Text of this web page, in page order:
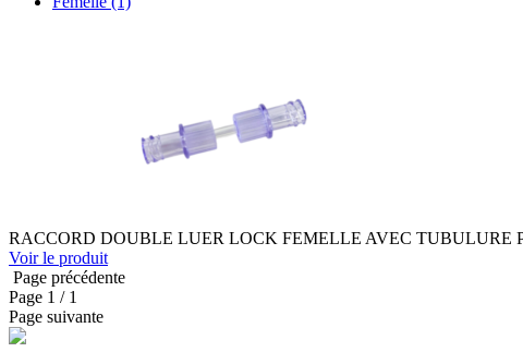
RACCORD DOUBLE LUER LOCK FEMELLE AVEC TUBULURE
Voir le produit
Page précédente
Page 1 / 1
Page suivante